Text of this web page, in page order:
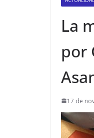
La
por
17 de